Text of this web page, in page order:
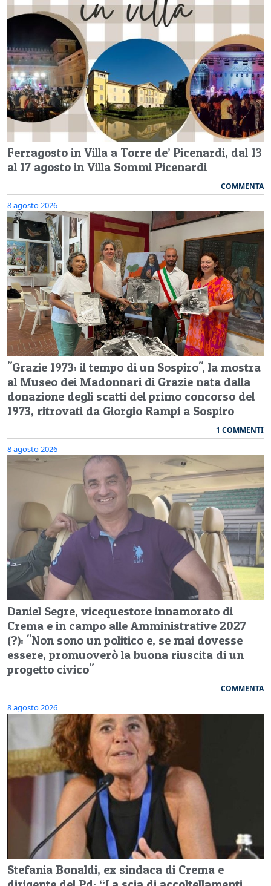
Ferragosto in Villa a Torre de’ Picenardi, dal 13
al 17 agosto in Villa Sommi Picenardi
COMMENTA
8 agosto 2026
"Grazie 1973: il tempo di un Sospiro", la mostra
al Museo dei Madonnari di Grazie nata dalla
donazione degli scatti del primo concorso del
1973, ritrovati da Giorgio Rampi a Sospiro
1 COMMENTI
8 agosto 2026
Daniel Segre, vicequestore innamorato di
Crema e in campo alle Amministrative 2027
(?): "Non sono un politico e, se mai dovesse
essere, promuoverò la buona riuscita di un
progetto civico"
COMMENTA
8 agosto 2026
Stefania Bonaldi, ex sindaca di Crema e